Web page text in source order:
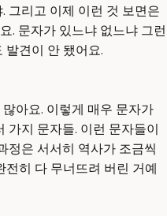
그리고 이제 이런 것 보면은
. 문자가 있느냐 없느냐 그런
발견이 안 됐어요.
아요. 이렇게 매우 문자가
가지 문자들. 이런 문자들이
정은 서서히 역사가 조금씩
히 다 무너뜨려 버린 거예